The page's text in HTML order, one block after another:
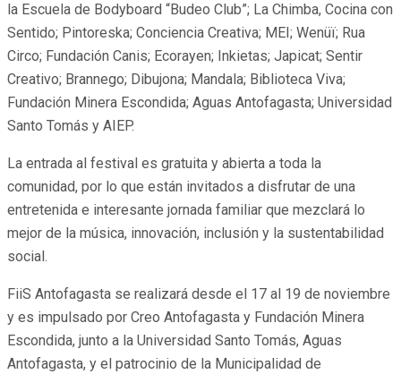
la Escuela de Bodyboard “Budeo Club”; La Chimba, Cocina con
Sentido; Pintoreska; Conciencia Creativa; MEI; Wenüï; Rua
Circo; Fundación Canis; Ecorayen; Inkietas; Japicat; Sentir
Creativo; Brannego; Dibujona; Mandala; Biblioteca Viva;
Fundación Minera Escondida; Aguas Antofagasta; Universidad
Santo Tomás y AIEP.
La entrada al festival es gratuita y abierta a toda la
comunidad, por lo que están invitados a disfrutar de una
entretenida e interesante jornada familiar que mezclará lo
mejor de la música, innovación, inclusión y la sustentabilidad
social.
FiiS Antofagasta se realizará desde el 17 al 19 de noviembre
y es impulsado por Creo Antofagasta y Fundación Minera
Escondida, junto a la Universidad Santo Tomás, Aguas
Antofagasta, y el patrocinio de la Municipalidad de